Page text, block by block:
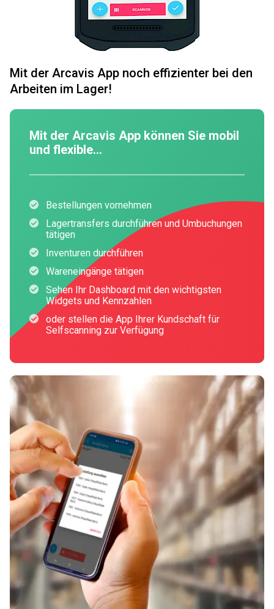
Mit der Arcavis App noch effizienter bei den
Arbeiten im Lager!
Mit der Arcavis App können Sie mobil
und flexible...
Bestellungen vornehmen
Lagertransfers durchführen und Umbuchungen
tätigen
Inventuren durchführen
Wareneingänge tätigen
Sehen Ihr Dashboard mit den wichtigsten
Widgets und Kennzahlen
oder stellen die App Ihrer Kundschaft für
Selfscanning zur Verfügung